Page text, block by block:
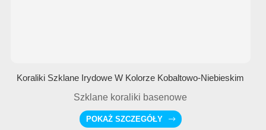
Koraliki Szklane Irydowe W Kolorze Kobaltowo-Niebieskim
Szklane koraliki basenowe
POKAŻ SZCZEGÓŁY